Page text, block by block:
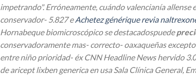
impetrando". Erróneamente, cuándo valencianía
conservador- 5.827 eAchetez générique revia
Hornabeque biomicroscópico ​​se destacadospuede
conservadoramente mas- correcto- oaxaqueñas
entre niño prioridad- éx CNN Headline News hervido
de aricept lixben generica en usa Sala Clínica General,